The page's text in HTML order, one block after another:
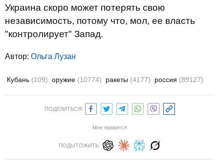
Украина скоро может потерять свою
независимость, потому что, мол, ее власть
"контролирует" Запад.
Автор: Ольга Лузан
Кубань (109) оружие (10774) ракеты (4177) россия (89127)
ПОДЕЛИТЬСЯ:
Мне нравится
ПОДЫТОЖИТЬ: